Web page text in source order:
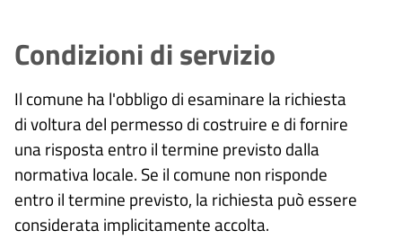
Condizioni di servizio
Il comune ha l'obbligo di esaminare la richiesta
di voltura del permesso di costruire e di fornire
una risposta entro il termine previsto dalla
normativa locale. Se il comune non risponde
entro il termine previsto, la richiesta può essere
considerata implicitamente accolta.